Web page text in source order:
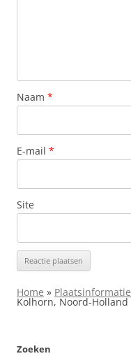
Naam *
E-mail *
Site
Home » Plaatsinformatie
Kolhorn, Noord-Holland
Zoeken